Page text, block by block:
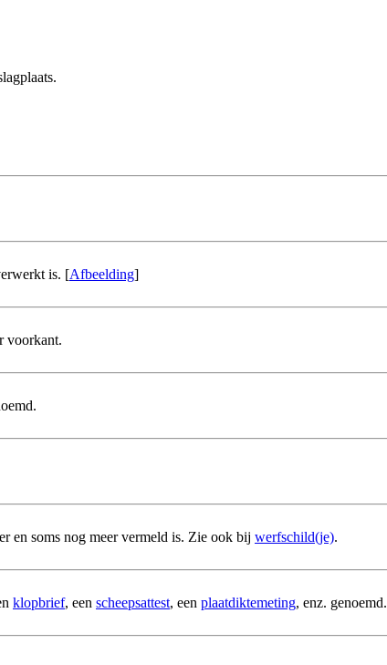
is. [Afbeelding]
voorkant.
en soms nog meer vermeld is. Zie ook bij werfschild(je).
klopbrief, een scheepsattest, een plaatdiktemeting, enz. genoemd.